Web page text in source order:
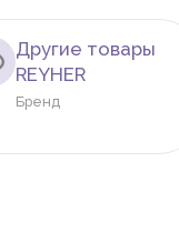
Другие товары
REYHER
Бренд